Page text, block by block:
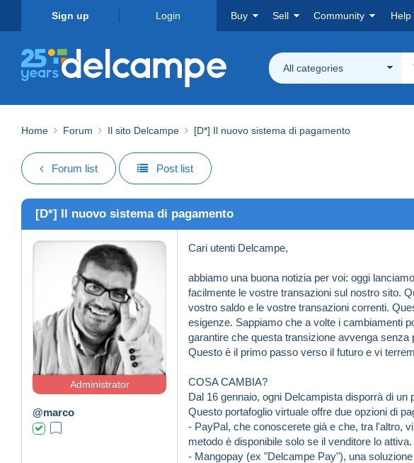
Sign up Login Buy Sell Community Help
All categories
Home Forum Il sito Delcampe [D*] Il nuovo sistema di pagamento
Forum list Post list
[D*] Il nuovo sistema di pagamento
Administrator
@marco
Cari utenti Delcampe,
abbiamo una buona notizia per voi: oggi
facilmente le vostre transazioni sul nostro sito.
vostro saldo e le vostre transazioni correnti.
esigenze. Sappiamo che a volte i cambiamenti
garantire che questa transizione avvenga
Questo è il primo passo verso il futuro e vi
COSA CAMBIA?
Dal 16 gennaio, ogni Delcampista disporrà di
Questo portafoglio virtuale offre due opzioni di
- PayPal, che conoscerete già e che, tra l'altro,
metodo è disponibile solo se il venditore lo attiva.
- Mangopay (ex "Delcampe Pay"), una